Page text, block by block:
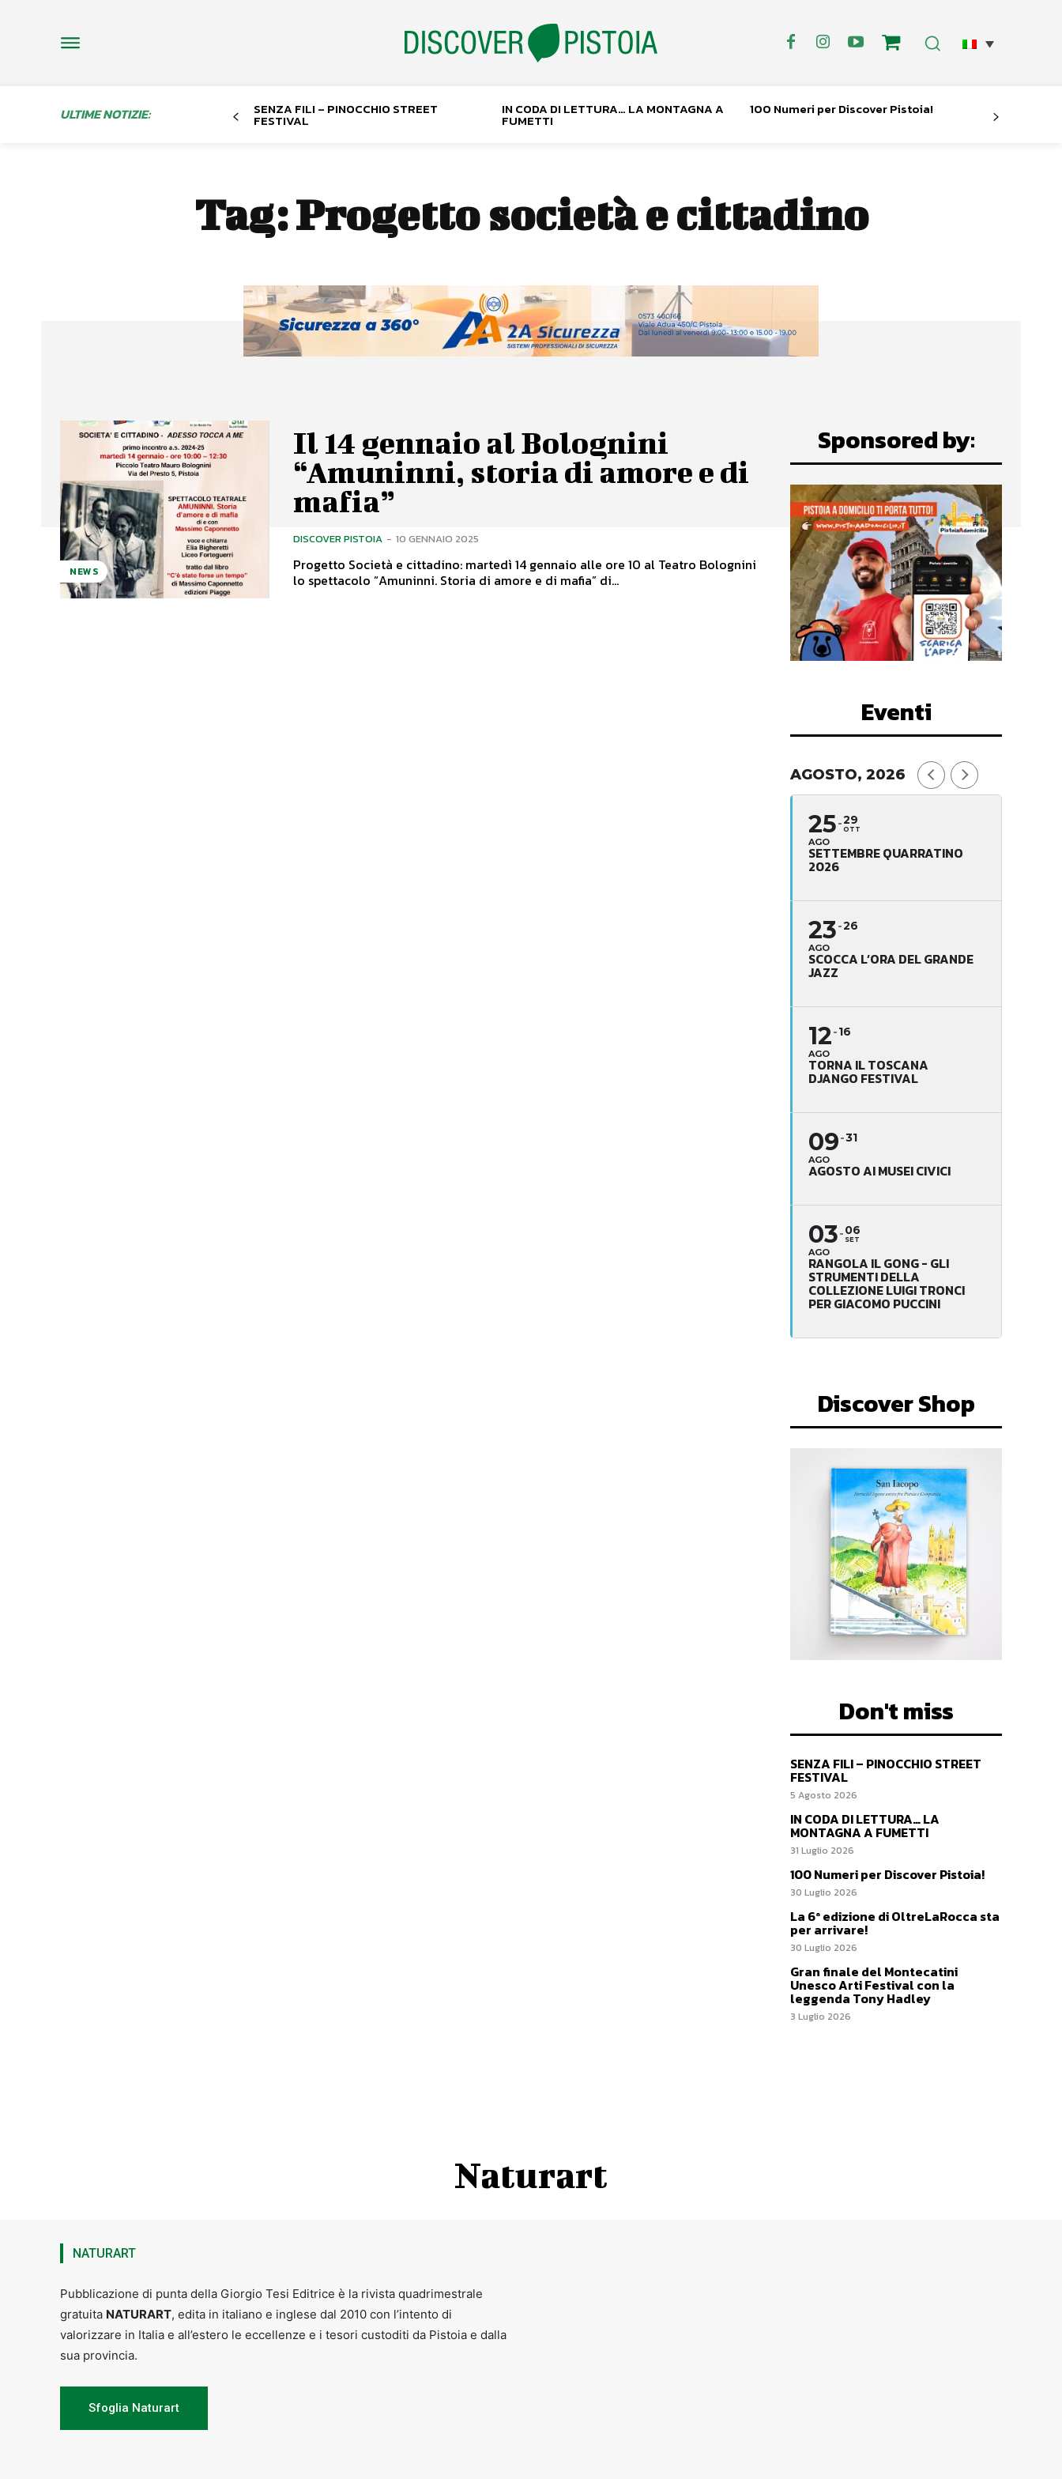
ULTIME NOTIZIE: SENZA FILI – PINOCCHIO STREET
FESTIVAL
IN CODA DI LETTURA… LA MONTAGNA A
FUMETTI
100 Numeri per Discover Pistoia!
Tag:Progetto società e cittadino
NEWS
Il 14 gennaio al Bolognini
“Amuninni, storia di amore e di
mafia”
DISCOVER PISTOIA - 10 GENNAIO 2025
Progetto Società e cittadino: martedì 14 gennaio alle ore 10 al Teatro Bolognini
lo spettacolo “Amuninni. Storia di amore e di mafia” di...
Sponsored by:
Eventi
AGOSTO, 2026
25
AGO
29
OTT
SETTEMBRE QUARRATINO
2026
23
AGO
26
SCOCCA L’ORA DEL GRANDE
JAZZ
12
AGO
16
TORNA IL TOSCANA
DJANGO FESTIVAL
09
AGO
31
AGOSTO AI MUSEI CIVICI
03
AGO
06
SET
RANGOLA IL GONG - GLI
STRUMENTI DELLA
COLLEZIONE LUIGI TRONCI
PER GIACOMO PUCCINI
Discover Shop
Don't miss
SENZA FILI – PINOCCHIO STREET
FESTIVAL
5 Agosto 2026
IN CODA DI LETTURA… LA
MONTAGNA A FUMETTI
31 Luglio 2026
100 Numeri per Discover Pistoia!
30 Luglio 2026
La 6ª edizione di OltreLaRocca sta
per arrivare!
30 Luglio 2026
Gran finale del Montecatini
Unesco Arti Festival con la
leggenda Tony Hadley
3 Luglio 2026
Naturart
NATURART
Pubblicazione di punta della Giorgio Tesi Editrice è la rivista quadrimestrale
gratuita NATURART, edita in italiano e inglese dal 2010 con l’intento di
valorizzare in Italia e all’estero le eccellenze e i tesori custoditi da Pistoia e dalla
sua provincia.
Sfoglia Naturart